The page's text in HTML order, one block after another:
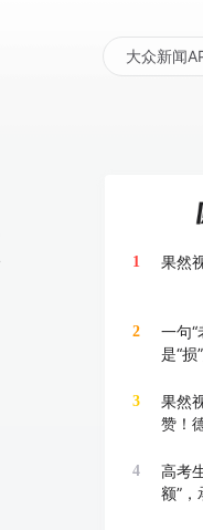
大众新闻
1 果然
2
一句“
是“损
3
果然
赞！
4
高考
额”